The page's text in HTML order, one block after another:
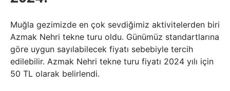
Muğla gezimizde en çok sevdiğimiz aktivitelerden biri
Azmak Nehri tekne turu oldu. Günümüz standartlarına
göre uygun sayılabilecek fiyatı sebebiyle tercih
edilebilir. Azmak Nehri tekne turu fiyatı 2024 yılı için
50 TL olarak belirlendi.